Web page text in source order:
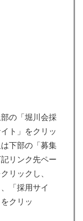
の「堀川会採
ト」をクリッ
下部の「募集
リンク先ペー
リックし、
「採用サイ
クリッ